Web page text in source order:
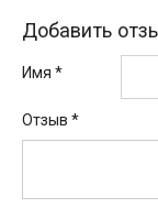
Добавить
Имя *
Отзыв *